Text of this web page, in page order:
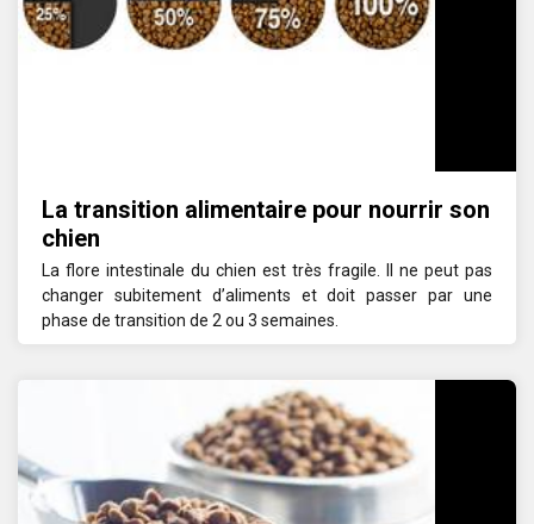
La transition alimentaire pour nourrir son
chien
La flore intestinale du chien est très fragile. Il ne peut pas
changer subitement d’aliments et doit passer par une
phase de transition de 2 ou 3 semaines.